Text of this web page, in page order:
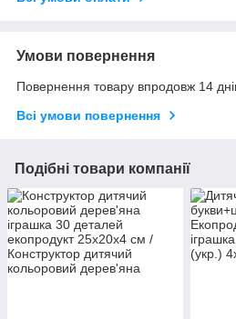
Умови повернення
Повернення товару впродовж 14
Всі умови повернення
Подібні товари компанії